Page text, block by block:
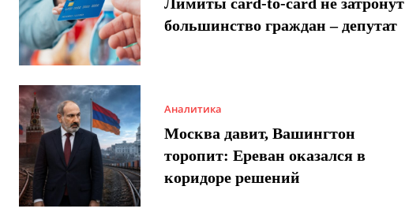
большинство граждан – депутат
Аналитика
Москва давит, Вашингтон
торопит: Ереван оказался в
коридоре решений